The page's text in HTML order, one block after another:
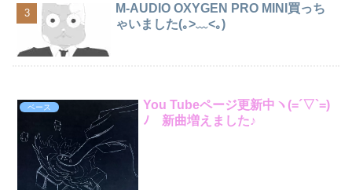
M-AUDIO OXYGEN PRO MINI買っち
ゃいました(｡>﹏<｡)
ベース
You Tubeページ更新中ヽ(=´▽`=)
ﾉ 新曲増えました♪